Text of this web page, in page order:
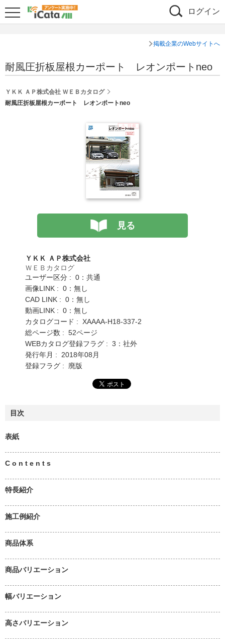
ログイン
掲載企業のWebサイトへ
耐風圧折板屋根カーポート レオンポートneo
ＹＫＫ ＡＰ株式会社 ＷＥＢカタログ
耐風圧折板屋根カーポート レオンポートneo
見る
ＹＫＫ ＡＰ株式会社
ＷＥＢカタログ
ユーザー区分 : 0：共通
画像LINK : 0：無し
CAD LINK : 0：無し
動画LINK : 0：無し
カタログコード : XAAAA-H18-337-2
総ページ数 : 52ページ
WEBカタログ登録フラグ : 3：社外
発行年月 : 2018年08月
登録フラグ : 廃版
目次
表紙
C o n t e n t s
特長紹介
施工例紹介
商品体系
商品バリエーション
幅バリエーション
高さバリエーション